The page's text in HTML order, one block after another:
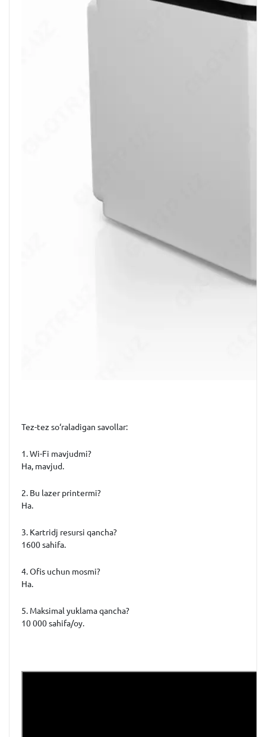
Tez-tez so‘raladigan savollar:
1. Wi-Fi mavjudmi?
Ha, mavjud.
2. Bu lazer printermi?
Ha.
3. Kartridj resursi qancha?
1600 sahifa.
4. Ofis uchun mosmi?
Ha.
5. Maksimal yuklama qancha?
10 000 sahifa/oy.